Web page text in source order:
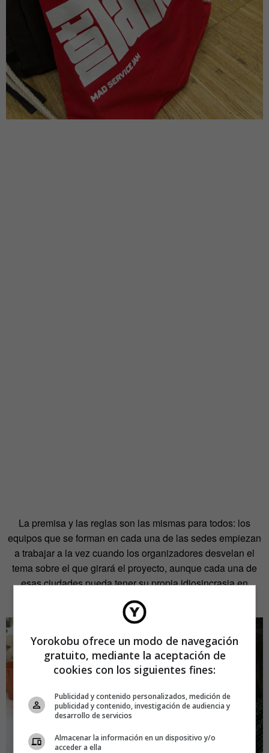
La premisa y las reglas son las mismas para todos: los
equipos que se forman en cada una de las sedes empiezan
a trabajar a la vez cuando los organizadores desvelan el
tema sobre el que girará el proyecto, aunque cada una de
esas ciudades pueda tener su propia idiosincrasia en
algunos aspectos.
Yorokobu ofrece un modo de navegación
gratuito, mediante la aceptación de
cookies con los siguientes fines:
Publicidad y contenido personalizados, medición de
publicidad y contenido, investigación de audiencia y
desarrollo de servicios
Almacenar la información en un dispositivo y/o
acceder a ella